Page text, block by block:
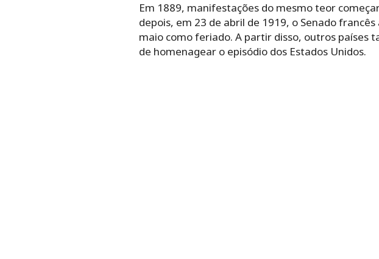
Em 1889, manifestações do mesmo teor
depois, em 23 de abril de 1919, o Senado
maio como feriado. A partir disso, outros países
de homenagear o episódio dos Estados Unidos.